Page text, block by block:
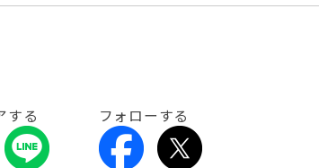
する フォローする